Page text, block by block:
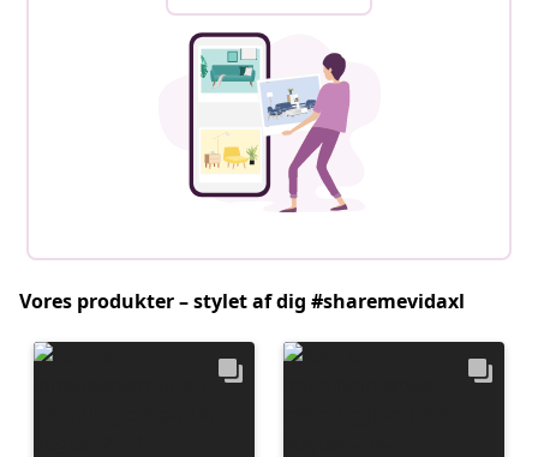
Vores produkter – stylet af dig #sharemevidaxl